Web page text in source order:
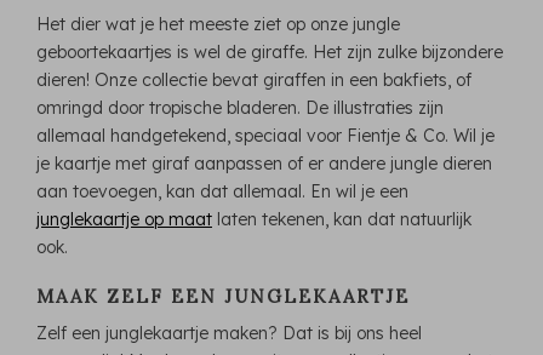
Het dier wat je het meeste ziet op onze jungle
geboortekaartjes is wel de giraffe. Het zijn zulke bijzondere
dieren! Onze collectie bevat giraffen in een bakfiets, of
omringd door tropische bladeren. De illustraties zijn
allemaal handgetekend, speciaal voor Fientje & Co. Wil je
je kaartje met giraf aanpassen of er andere jungle dieren
aan toevoegen, kan dat allemaal. En wil je een
junglekaartje op maat laten tekenen, kan dat natuurlijk
ook.
MAAK ZELF EEN JUNGLEKAARTJE
Zelf een junglekaartje maken? Dat is bij ons heel